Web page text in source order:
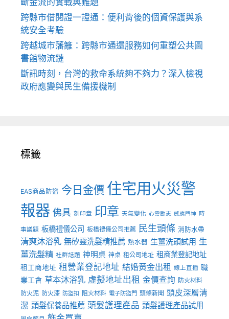
斷金流的實戰與難題
跨縣市借閱證一證通：便利背後的個資保護與系
統安全考驗
跨越城市藩籬：跨縣市通還服務如何重塑公共圖
書館物流鏈
斷訊時刻，台灣的救命系統夠不夠力？深入檢視
政府應變與民生備援機制
標籤
EAS商品防盜 今日金價 住宅用火災警
報器 佛具 刻印章 印章 天氣變化 心靈勵志 感應門神 時
事議題 板橋禮儀公司 板橋禮儀公司推薦 民生頭條 消防水帶
清爽沐浴乳 無矽靈洗髮精推薦 熱水器 生薑洗頭試用 生
薑洗髮精 社群話題 神明桌 神桌 租公司地址 租商業登記地址
租工商地址 租營業登記地址 結婚黃金出租 線上直播 職
業工會 草本沐浴乳 虛擬地址出租 金價查詢 防火材料
防火泥 防火漆 防盜扣 阻火材料 電子防盜門 頭條新聞 頭皮深層清
潔 頭髮保養品推薦 頭髮護理產品 頭髮護理產品試用